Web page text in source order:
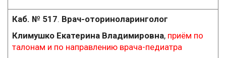
Каб. № 517. Врач-оториноларинголог
Климушко Екатерина Владимировна, приём по
талонам и по направлению врача-педиатра